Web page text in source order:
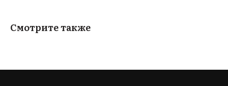
Смотрите также